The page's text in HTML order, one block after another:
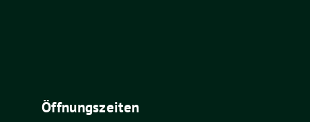
Öffnungszeiten